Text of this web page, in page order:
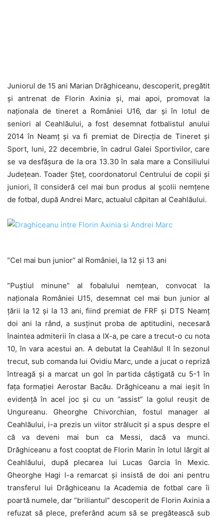
Juniorul de 15 ani Marian Drăghiceanu, descoperit, pregătit
și antrenat de Florin Axinia și, mai apoi, promovat la
naționala de tineret a României U16, dar și în lotul de
seniori al Ceahlăului, a fost desemnat fotbalistul anului
2014 în Neamț și va fi premiat de Direcţia de Tineret şi
Sport, luni, 22 decembrie, în cadrul Galei Sportivilor, care
se va desfășura de la ora 13.30 în sala mare a Consiliului
Județean. Toader Șteț, coordonatorul Centrului de copii și
juniori, îl consideră cel mai bun produs al școlii nemțene
de fotbal, după Andrei Marc, actualul căpitan al Ceahlăului.
”Cel mai bun junior” al României, la 12 și 13 ani
”Puștiul minune” al fobalului nemțean, convocat la
naționala României U15, desemnat cel mai bun junior al
ţării la 12 şi la 13 ani, fiind premiat de FRF și DTS Neamț
doi ani la rând, a susținut proba de aptitudini, necesară
înaintea admiterii în clasa a IX-a, pe care a trecut-o cu nota
10, în vara acestui an. A debutat la Ceahlăul II în sezonul
trecut, sub comanda lui Ovidiu Marc, unde a jucat o repriză
întreagă și a marcat un gol în partida câștigată cu 5-1 în
fața formației Aerostar Bacău. Drăghiceanu a mai ieșit în
evidență în acel joc și cu un ”assist” la golul reușit de
Ungureanu. Gheorghe Chivorchian, fostul manager al
Ceahlăului, i-a prezis un viitor strălucit și a spus despre el
că va deveni mai bun ca Messi, dacă va munci.
Drăghiceanu a fost cooptat de Florin Marin în lotul lărgit al
Ceahlăului, după plecarea lui Lucas Garcia în Mexic.
Gheorghe Hagi l-a remarcat și insistă de doi ani pentru
transferul lui Drăghiceanu la Academia de fotbal care îi
poartă numele, dar ”briliantul” descoperit de Florin Axinia a
refuzat să plece, preferând acum să se pregătească sub